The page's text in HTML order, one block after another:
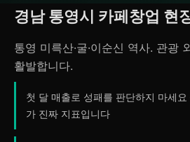
경남 통영시 카페창업 현
통영 미륵산·굴·이순신 역사. 관광
활발합니다.
첫 달 매출로 성패를 판단하지 마세
가 진짜 지표입니다